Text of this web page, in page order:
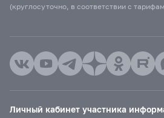
(круглосуточно, в соответствии с
Личный кабинет участника